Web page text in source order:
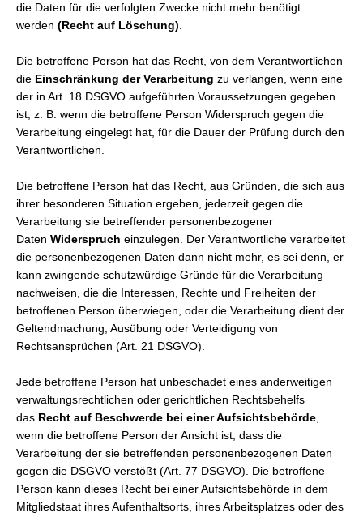
die Daten für die verfolgten Zwecke nicht mehr benötigt
werden (Recht auf Löschung)
Die betroffene Person hat das Recht, von dem Verantwortlichen
die Einschränkung der Verarbeitung zu verlangen, wenn eine
der in Art. 18 DSGVO aufgeführten Voraussetzungen gegeben
ist, z. B. wenn die betroffene Person Widerspruch gegen die
Verarbeitung eingelegt hat, für die Dauer der Prüfung durch den
Verantwortlichen.
Die betroffene Person hat das Recht, aus Gründen, die sich aus
ihrer besonderen Situation ergeben, jederzeit gegen die
Verarbeitung sie betreffender personenbezogener
Daten Widerspruch einzulegen. Der Verantwortliche verarbeitet
die personenbezogenen Daten dann nicht mehr, es sei denn, er
kann zwingende schutzwürdige Gründe für die Verarbeitung
nachweisen, die die Interessen, Rechte und Freiheiten der
betroffenen Person überwiegen, oder die Verarbeitung dient der
Geltendmachung, Ausübung oder Verteidigung von
Rechtsansprüchen (Art. 21 DSGVO).
Jede betroffene Person hat unbeschadet eines anderweitigen
verwaltungsrechtlichen oder gerichtlichen Rechtsbehelfs
das Recht auf Beschwerde bei einer Aufsichtsbehörde
wenn die betroffene Person der Ansicht ist, dass die
Verarbeitung der sie betreffenden personenbezogenen Daten
gegen die DSGVO verstößt (Art. 77 DSGVO). Die betroffene
Person kann dieses Recht bei einer Aufsichtsbehörde in dem
Mitgliedstaat ihres Aufenthaltsorts, ihres Arbeitsplatzes oder des